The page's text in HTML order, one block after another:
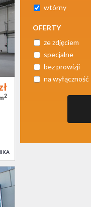
wtórny
OFERTY
ze zdjęciem
specjalne
bez prowizji
na wyłączność
2